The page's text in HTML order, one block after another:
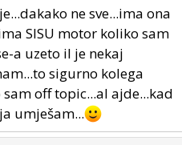
ne sve...ima ona
SISU motor koliko sam
a uzeto il je nekaj
sigurno kolega
off topic...al ajde...kad
umješam...